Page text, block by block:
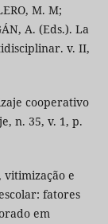
M. M;
A. (Eds.). La
v. II,
cooperativo
n. 35, v. 1, p.
vitimização e
fatores
em